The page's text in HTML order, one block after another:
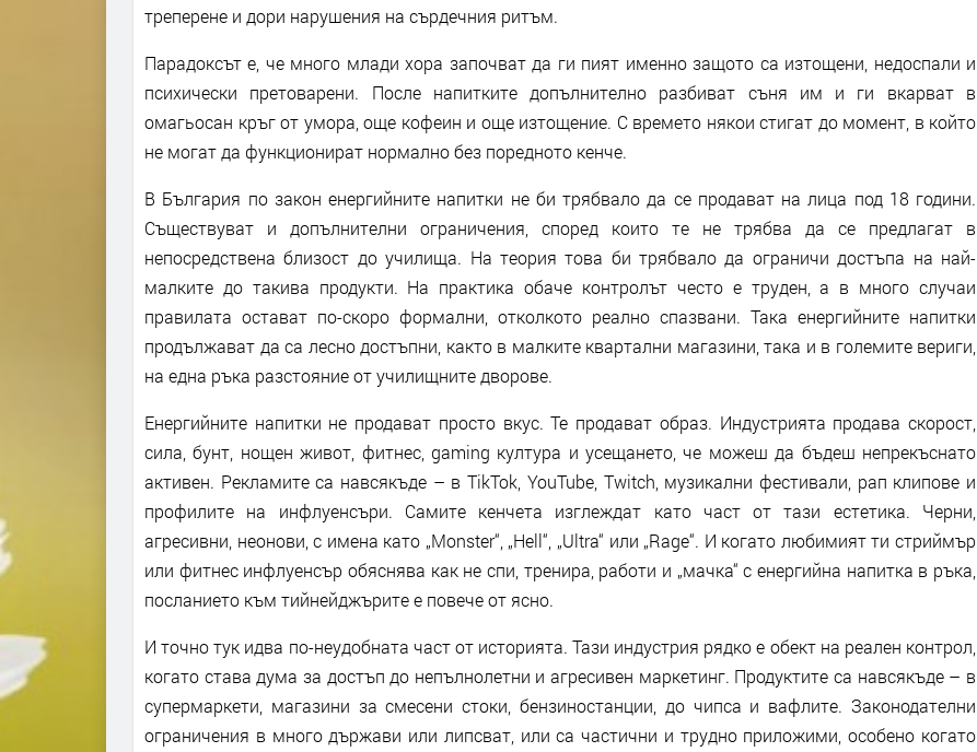
треперене и дори нарушения на сърдечния ритъм.
Парадоксът е, че много млади хора започват да ги пият именно защото са изтощени, недоспали и
психически претоварени. После напитките допълнително разбиват съня им и ги вкарват в
омагьосан кръг от умора, още кофеин и още изтощение. С времето някои стигат до момент, в който
не могат да функционират нормално без поредното кенче.
В България по закон енергийните напитки не би трябвало да се продават на лица под 18 години.
Съществуват и допълнителни ограничения, според които те не трябва да се предлагат в
непосредствена близост до училища. На теория това би трябвало да ограничи достъпа на най-
малките до такива продукти. На практика обаче контролът често е труден, а в много случаи
правилата остават по-скоро формални, отколкото реално спазвани. Така енергийните напитки
продължават да са лесно достъпни, както в малките квартални магазини, така и в големите вериги,
на една ръка разстояние от училищните дворове.
Енергийните напитки не продават просто вкус. Те продават образ. Индустрията продава скорост,
сила, бунт, нощен живот, фитнес, gaming култура и усещането, че можеш да бъдеш непрекъснато
активен. Рекламите са навсякъде – в TikTok, YouTube, Twitch, музикални фестивали, рап клипове и
профилите на инфлуенсъри. Самите кенчета изглеждат като част от тази естетика. Черни,
агресивни, неонови, с имена като „Monster“, „Hell“, „Ultra“ или „Rage“. И когато любимият ти стриймър
или фитнес инфлуенсър обяснява как не спи, тренира, работи и „мачка“ с енергийна напитка в ръка,
посланието към тийнейджърите е повече от ясно.
И точно тук идва по-неудобната част от историята. Тази индустрия рядко е обект на реален контрол,
когато става дума за достъп до непълнолетни и агресивен маркетинг. Продуктите са навсякъде – в
супермаркети, магазини за смесени стоки, бензиностанции, до чипса и вафлите. Законодателни
ограничения в много държави или липсват, или са частични и трудно приложими, особено когато